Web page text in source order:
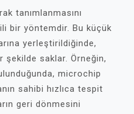
tanımlanmasını
bir yöntemdir. Bu küçük
yerleştirildiğinde,
saklar. Örneğin,
microchip
sahibi hızlıca tespit
geri dönmesini